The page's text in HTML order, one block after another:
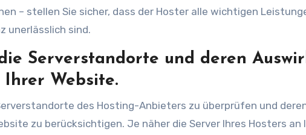
– stellen Sie sicher, dass der Hoster alle wichtigen
unerlässlich sind.
Serverstandorte und deren
Website.
des Hosting-Anbieters zu überprüfen und
zu berücksichtigen. Je näher die Server Ihres Hosters an